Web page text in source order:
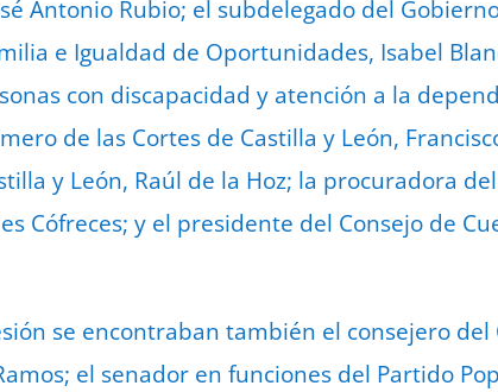
Antonio Rubio; el subdelegado del
e Igualdad de Oportunidades, Isabel
con discapacidad y atención a la
de las Cortes de Castilla y León,
y León, Raúl de la Hoz; la procuradora
Cófreces; y el presidente del Consejo de
se encontraban también el consejero del
el senador en funciones del Partido